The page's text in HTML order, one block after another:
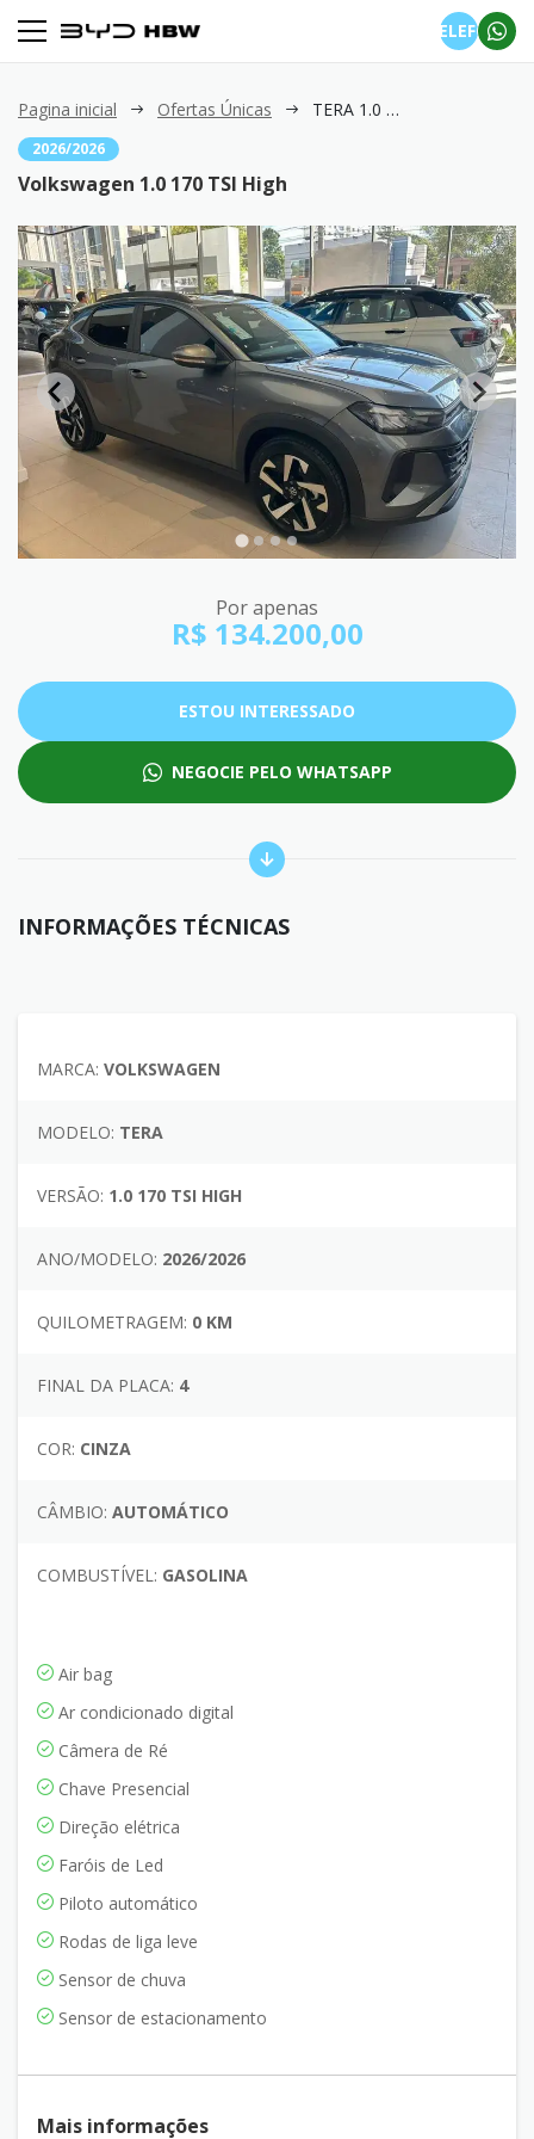
TELEFONE
Pagina inicial Ofertas Únicas TERA 1.0 170 TSI High
2026/2026
Volkswagen 1.0 170 TSI High
Por apenas
R$ 134.200,00
ESTOU INTERESSADO
NEGOCIE PELO WHATSAPP
INFORMAÇÕES TÉCNICAS
MARCA: VOLKSWAGEN
MODELO: TERA
VERSÃO: 1.0 170 TSI HIGH
ANO/MODELO: 2026/2026
QUILOMETRAGEM: 0 KM
FINAL DA PLACA: 4
COR: CINZA
CÂMBIO: AUTOMÁTICO
COMBUSTÍVEL: GASOLINA
Air bag
Ar condicionado digital
Câmera de Ré
Chave Presencial
Direção elétrica
Faróis de Led
Piloto automático
Rodas de liga leve
Sensor de chuva
Sensor de estacionamento
Mais informações